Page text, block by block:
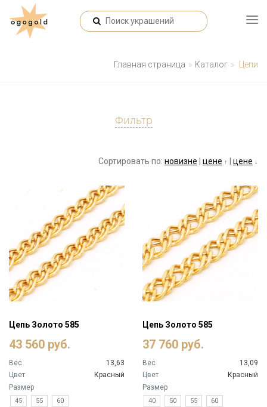
Главная страница Каталог Цепи
Фильтр
Сортировать по: новизне цене ↑ цене ↓
Цепь Золото 585
43 560 руб.
Вес
13,63
Цвет
Красный
Размер
45 55 60
Цепь Золото 585
37 760 руб.
Вес
13,09
Цвет
Красный
Размер
40 50 55 60